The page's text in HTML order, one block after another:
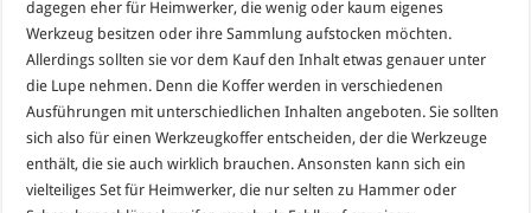
dagegen eher für Heimwerker, die wenig oder kaum eigenes
Werkzeug besitzen oder ihre Sammlung aufstocken möchten.
Allerdings sollten sie vor dem Kauf den Inhalt etwas genauer unter
die Lupe nehmen. Denn die Koffer werden in verschiedenen
Ausführungen mit unterschiedlichen Inhalten angeboten. Sie sollten
sich also für einen Werkzeugkoffer entscheiden, der die Werkzeuge
enthält, die sie auch wirklich brauchen. Ansonsten kann sich ein
vielteiliges Set für Heimwerker, die nur selten zu Hammer oder